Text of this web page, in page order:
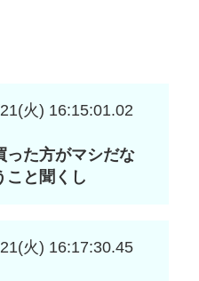
火) 16:15:01.02
った方がマシだな
こと聞くし
火) 16:17:30.45